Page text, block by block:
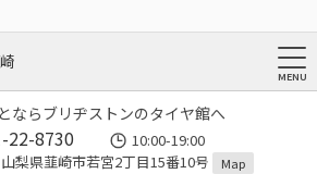
ならブリヂストンのタイヤ館へ
22-8730
10:00-19:00
梨県韮崎市若宮2丁目15番10号
Map